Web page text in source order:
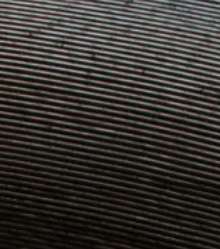
Diese Informationen helfen uns zu verstehen, wie
unsere Besucher unsere Website nutzen.
Google Analytics
Name:
_ga, _gid, _gat_gtag_
Anbieter:
Google
Zweck:
Statistik der Seitenaufrufe
Cookie Laufzeit:
2 Jahre